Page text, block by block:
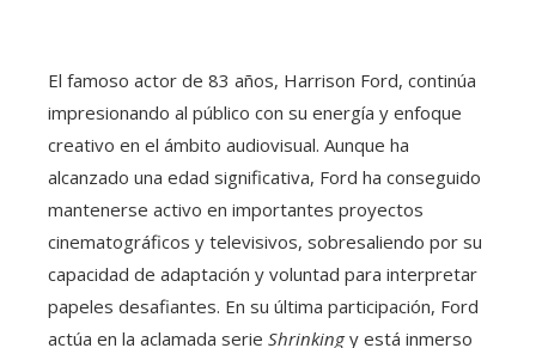
El famoso actor de 83 años, Harrison Ford, continúa
impresionando al público con su energía y enfoque
creativo en el ámbito audiovisual. Aunque ha
alcanzado una edad significativa, Ford ha conseguido
mantenerse activo en importantes proyectos
cinematográficos y televisivos, sobresaliendo por su
capacidad de adaptación y voluntad para interpretar
papeles desafiantes. En su última participación, Ford
actúa en la aclamada serie Shrinkingy está inmerso